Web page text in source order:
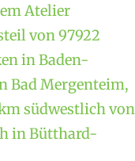
Atelier
von 97922
in Baden-
Bad Mergenteim,
südwestlich von
in Bütthard-